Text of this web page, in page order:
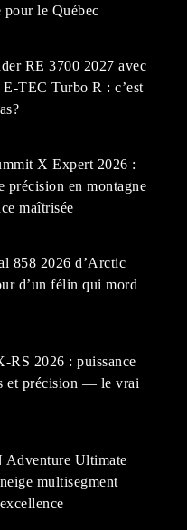
pour le Québec
RE 3700 2027 avec
TEC Turbo R : c’est
X Expert 2026 :
précision en montagne
maîtrisée
858 2026 d’Arctic
d’un félin qui mord
RS 2026 : puissance
et précision — le vrai
Adventure Ultimate
multisegment